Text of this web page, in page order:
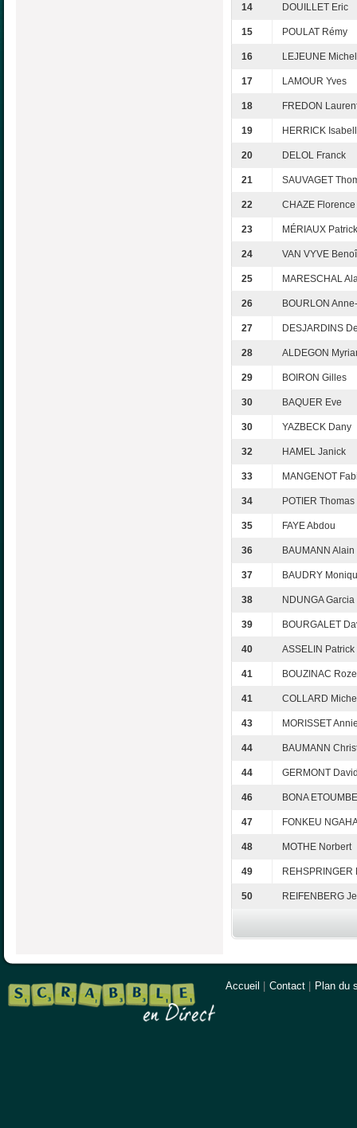
14 DOUILLET Eric
15 POULAT Rémy
16 LEJEUNE Michel
17 LAMOUR Yves
18 FREDON
19 HERRICK
20 DELOL Franck
21 SAUVAGET
22 CHAZE Florence
23 MÉRIAUX Patrick
24 VAN VYVE
25 MARESCHAL
26 BOURLON
27 DESJARDINS
28 ALDEGON
29 BOIRON Gilles
30 BAQUER Eve
30 YAZBECK Dany
32 HAMEL Janick
33 MANGENOT
34 POTIER Thomas
35 FAYE Abdou
36 BAUMANN Alain
37 BAUDRY
38 NDUNGA Garcia
39 BOURGALET
40 ASSELIN Patrick
41 BOUZINAC
41 COLLARD
43 MORISSET
44 BAUMANN
44 GERMONT
46 BONA
47 FONKEU
48 MOTHE Norbert
49 REHSPRINGER
50 REIFENBERG
Accueil Contact Plan du